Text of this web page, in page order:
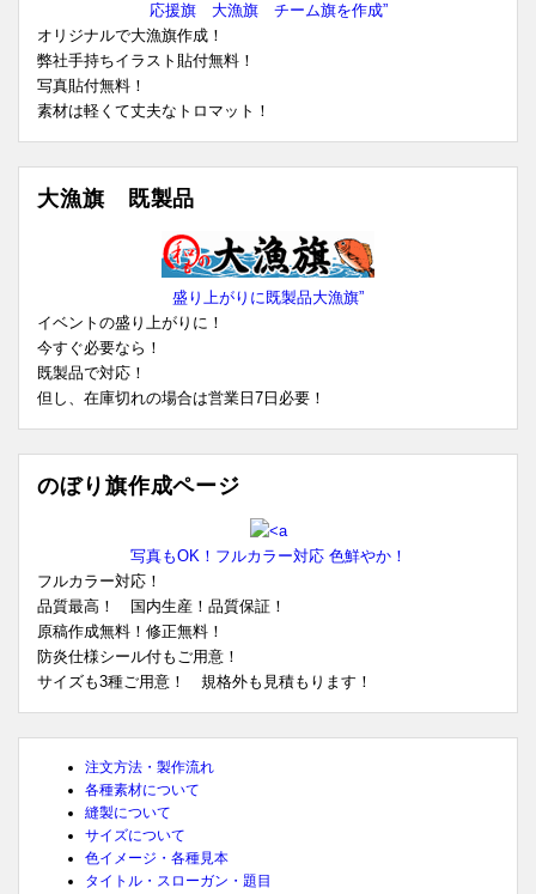
応援旗 大漁旗 チーム旗を作成”
オリジナルで大漁旗作成！
弊社手持ちイラスト貼付無料！
写真貼付無料！
素材は軽くて丈夫なトロマット！
大漁旗 既製品
盛り上がりに既製品大漁旗”
イベントの盛り上がりに！
今すぐ必要なら！
既製品で対応！
但し、在庫切れの場合は営業日7日必要！
のぼり旗作成ページ
写真もOK！フルカラー対応 色鮮やか！
フルカラー対応！
品質最高！ 国内生産！品質保証！
原稿作成無料！修正無料！
防炎仕様シール付もご用意！
サイズも3種ご用意！ 規格外も見積もります！
注文方法・製作流れ
各種素材について
縫製について
サイズについて
色イメージ・各種見本
タイトル・スローガン・題目